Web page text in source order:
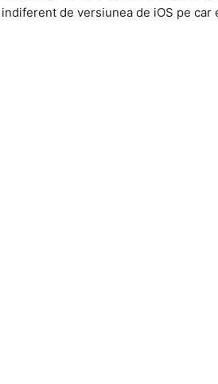
indiferent de versiunea de iOS pe car